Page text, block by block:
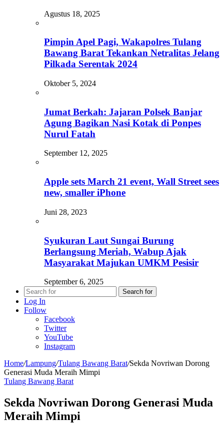
Agustus 18, 2025
Pimpin Apel Pagi, Wakapolres Tulang
Bawang Barat Tekankan Netralitas Jelang
Pilkada Serentak 2024
Oktober 5, 2024
Jumat Berkah: Jajaran Polsek Banjar
Agung Bagikan Nasi Kotak di Ponpes
Nurul Fatah
September 12, 2025
Apple sets March 21 event, Wall Street sees
new, smaller iPhone
Juni 28, 2023
Syukuran Laut Sungai Burung
Berlangsung Meriah, Wabup Ajak
Masyarakat Majukan UMKM Pesisir
September 6, 2025
Search for
Log In
Follow
Facebook
Twitter
YouTube
Instagram
Home/Lampung/Tulang Bawang Barat/Sekda Novriwan Dorong
Generasi Muda Meraih Mimpi
Tulang Bawang Barat
Sekda Novriwan Dorong Generasi Muda
Meraih Mimpi